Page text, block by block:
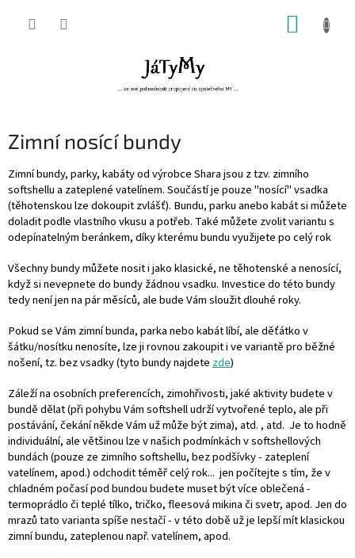
Zimní nosící bundy
Zimní bundy, parky, kabáty od výrobce Shara jsou z tzv. zimního
softshellu a zateplené vatelínem. Součástí je pouze "nosící" vsadka
(těhotenskou lze dokoupit zvlášť). Bundu, parku anebo kabát si můžete
doladit podle vlastního vkusu a potřeb. Také můžete zvolit variantu s
odepínatelným beránkem, díky kterému bundu využijete po celý rok
Všechny bundy můžete nosit i jako klasické, ne těhotenské a nenosící,
když si nevepnete do bundy žádnou vsadku. Investice do této bundy
tedy není jen na pár měsíců, ale bude Vám sloužit dlouhé roky.
Pokud se Vám zimní bunda, parka nebo kabát líbí, ale děťátko v
šátku/nosítku nenosíte, lze ji rovnou zakoupit i ve variantě pro běžné
nošení, tz. bez vsadky (tyto bundy najdete zde)
Záleží na osobních preferencích, zimohřivosti, jaké aktivity budete v
bundě dělat (při pohybu Vám softshell udrží vytvořené teplo, ale při
postávání, čekání někde Vám už může být zima), atd. , atd. Je to hodně
individuální, ale většinou lze v našich podmínkách v softshellových
bundách (pouze ze zimního softshellu, bez podšívky - zateplení
vatelínem, apod.) odchodit téměř celý rok... jen počítejte s tím, že v
chladném počasí pod bundou budete muset být více oblečená -
termoprádlo či teplé tílko, tričko, fleesová mikina či svetr, apod. Jen do
mrazů tato varianta spíše nestačí - v této době už je lepší mít klasickou
zimní bundu, zateplenou např. vatelínem, apod.